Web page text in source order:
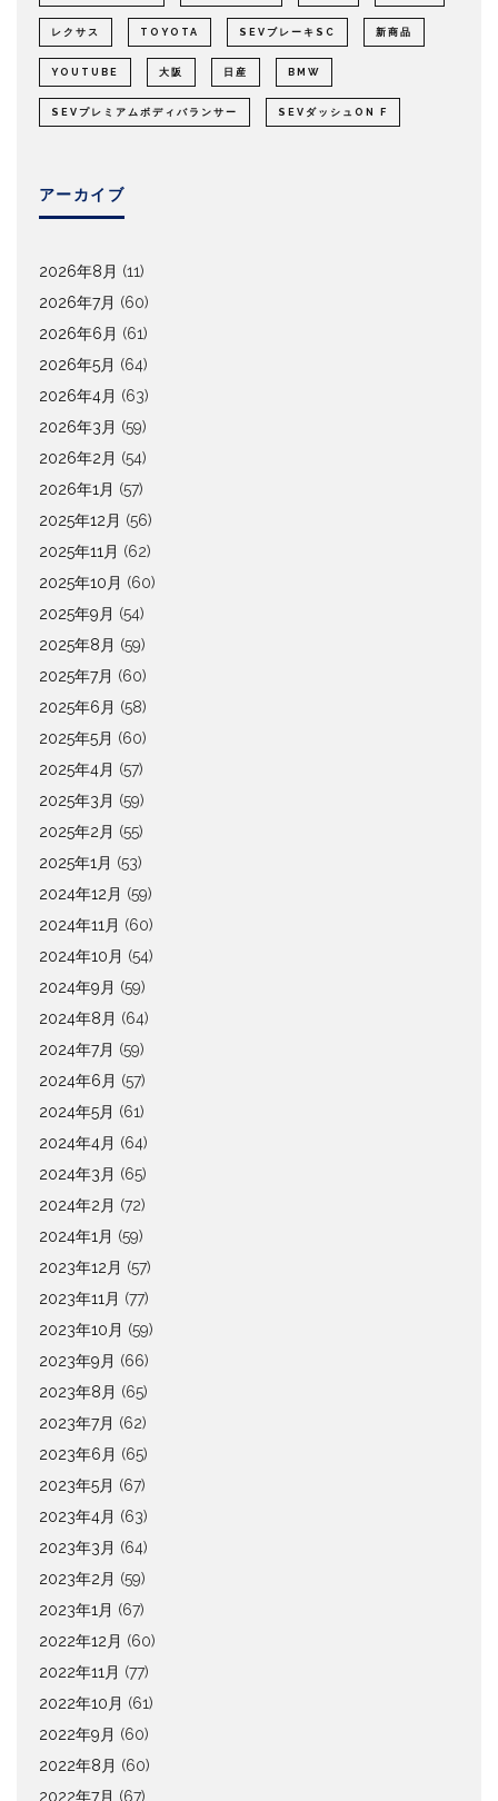
レクサス TOYOTA SEVブレーキSC 新商品
YOUTUBE 大阪 日産 BMW
SEVプレミアムボディバランサー SEVダッシュON F
アーカイブ
2026年8月 (11)
2026年7月 (60)
2026年6月 (61)
2026年5月 (64)
2026年4月 (63)
2026年3月 (59)
2026年2月 (54)
2026年1月 (57)
2025年12月 (56)
2025年11月 (62)
2025年10月 (60)
2025年9月 (54)
2025年8月 (59)
2025年7月 (60)
2025年6月 (58)
2025年5月 (60)
2025年4月 (57)
2025年3月 (59)
2025年2月 (55)
2025年1月 (53)
2024年12月 (59)
2024年11月 (60)
2024年10月 (54)
2024年9月 (59)
2024年8月 (64)
2024年7月 (59)
2024年6月 (57)
2024年5月 (61)
2024年4月 (64)
2024年3月 (65)
2024年2月 (72)
2024年1月 (59)
2023年12月 (57)
2023年11月 (77)
2023年10月 (59)
2023年9月 (66)
2023年8月 (65)
2023年7月 (62)
2023年6月 (65)
2023年5月 (67)
2023年4月 (63)
2023年3月 (64)
2023年2月 (59)
2023年1月 (67)
2022年12月 (60)
2022年11月 (77)
2022年10月 (61)
2022年9月 (60)
2022年8月 (60)
2022年7月 (67)